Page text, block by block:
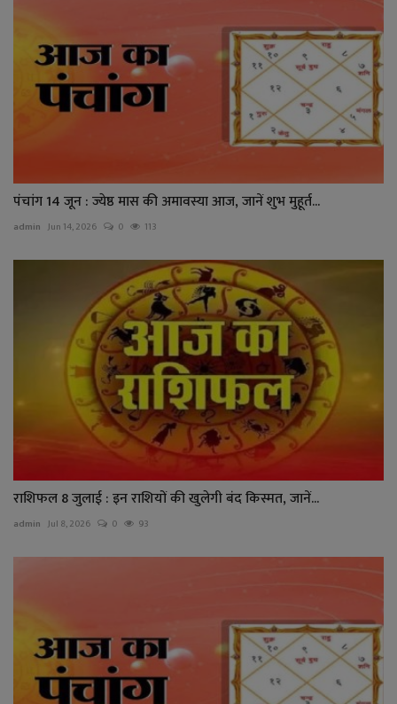
पंचांग 14 जून : ज्येष्ठ मास की अमावस्या आज, जानें शुभ मुहूर्त...
admin Jun 14, 2026 0 113
राशिफल 8 जुलाई : इन राशियों की खुलेगी बंद किस्मत, जानें...
admin Jul 8, 2026 0 93